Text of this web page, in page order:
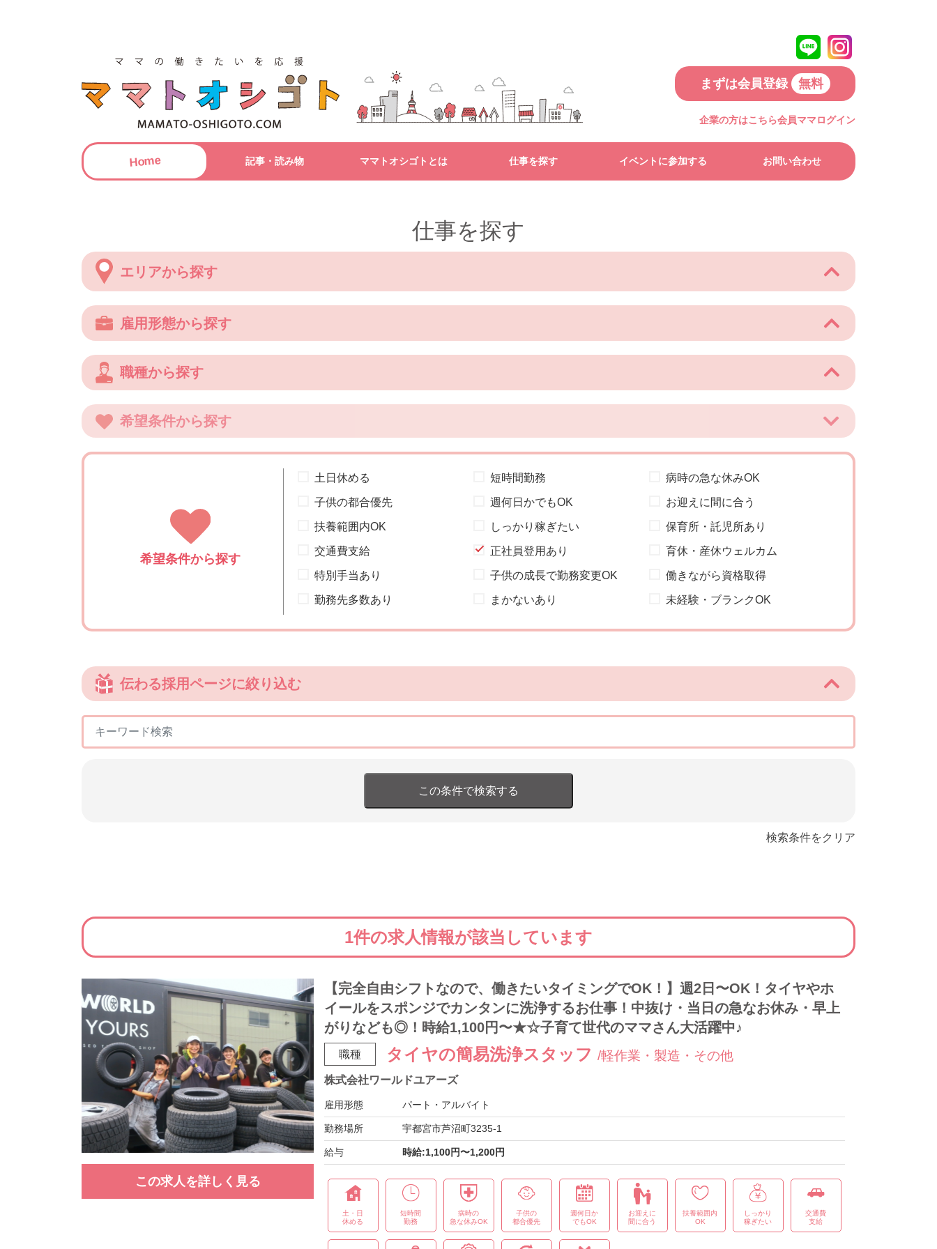
まずは会員登録 無料
企業の方はこちら会員ママログイン
Home 記事・読み物 ママトオシゴトとは 仕事を探す イベントに参加する お問い合わせ
仕事を探す
エリアから探す
雇用形態から探す
職種から探す
希望条件から探す
希望条件から探す
土日休める 短時間勤務 病時の急な休みOK
子供の都合優先 週何日かでもOK お迎えに間に合う
扶養範囲内OK しっかり稼ぎたい 保育所・託児所あり
交通費支給 正社員登用あり 育休・産休ウェルカム
特別手当あり 子供の成長で勤務変更OK 働きながら資格取得
勤務先多数あり まかないあり 未経験・ブランクOK
伝わる採用ページに絞り込む
この条件で検索する
検索条件をクリア
1件の求人情報が該当しています
この求人を詳しく見る
【完全自由シフトなので、働きたいタイミングでOK！】週2日〜OK！タイヤやホ
イールをスポンジでカンタンに洗浄するお仕事！中抜け・当日の急なお休み・早上
がりなども◎！時給1,100円〜★☆子育て世代のママさん大活躍中♪
職種 タイヤの簡易洗浄スタッフ /軽作業・製造・その他
株式会社ワールドユアーズ
雇用形態 パート・アルバイト
勤務場所 宇都宮市芦沼町3235-1
給与 時給:1,100円〜1,200円
土・日
休める
短時間
勤務
病時の
急な休みOK
子供の
都合優先
週何日か
でもOK
お迎えに
間に合う
扶養範囲内
OK
しっかり
稼ぎたい
交通費
支給